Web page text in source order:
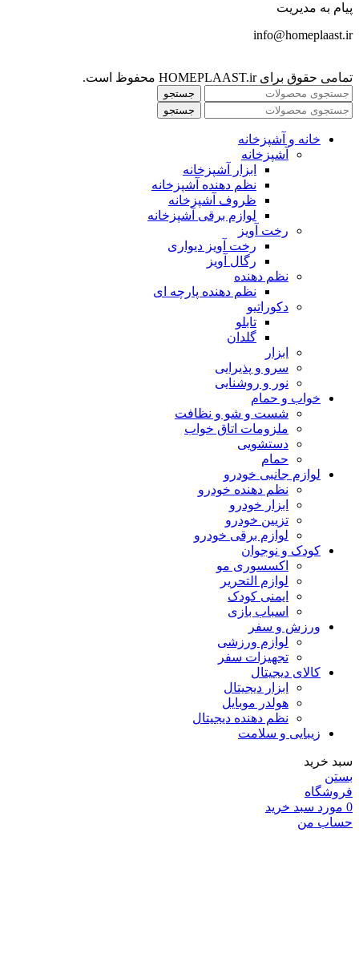
پیام به مدیریت
info@homeplaast.ir
تمامی حقوق برای HOMEPLAAST.ir محفوظ است.
جستجو
جستجو
خانه و آشپزخانه
آشپزخانه
ابزار آشپزخانه
نظم دهنده آشپزخانه
ظروف آشپزخانه
لوازم برقی آشپزخانه
رخت آویز
رخت آویز دیواری
رگال آویز
نظم دهنده
نظم دهنده پارچه ای
دکوراتیو
تابلو
گلدان
ابزار
سرو و پذیرایی
نور و روشنایی
خواب و حمام
شست و شو و نظافت
ملزومات اتاق خواب
دستشویی
حمام
لوازم جانبی خودرو
نظم دهنده خودرو
ابزار خودرو
تزیین خودرو
لوازم برقی خودرو
کودک و نوجوان
اکسسوری مو
لوازم التحریر
ایمنی کودک
اسباب بازی
ورزش و سفر
لوازم ورزشی
تجهیزات سفر
کالای دیجیتال
ابزار دیجیتال
هولدر موبایل
نظم دهنده دیجیتال
زیبایی و سلامت
سبد خرید
بستن
فروشگاه
0 مورد سبد خرید
حساب من